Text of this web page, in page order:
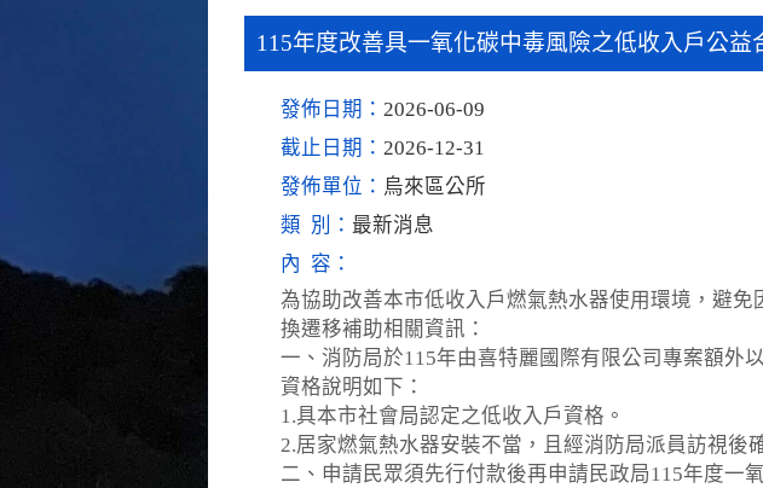
115年度改善具一氧化碳中毒風險之低收入戶公益
發佈日期： 2026-06-09
截止日期： 2026-12-31
發佈單位： 烏來區公所
類 別： 最新消息
內 容：
為協助改善本市低收入戶燃氣熱水器使用環境，避
換遷移補助相關資訊：
一、消防局於115年由喜特麗國際有限公司專案額外
資格說明如下：
1.具本市社會局認定之低收入戶資格。
2.居家燃氣熱水器安裝不當，且經消防局派員訪視後
二、申請民眾須先行付款後再申請民政局115年度一